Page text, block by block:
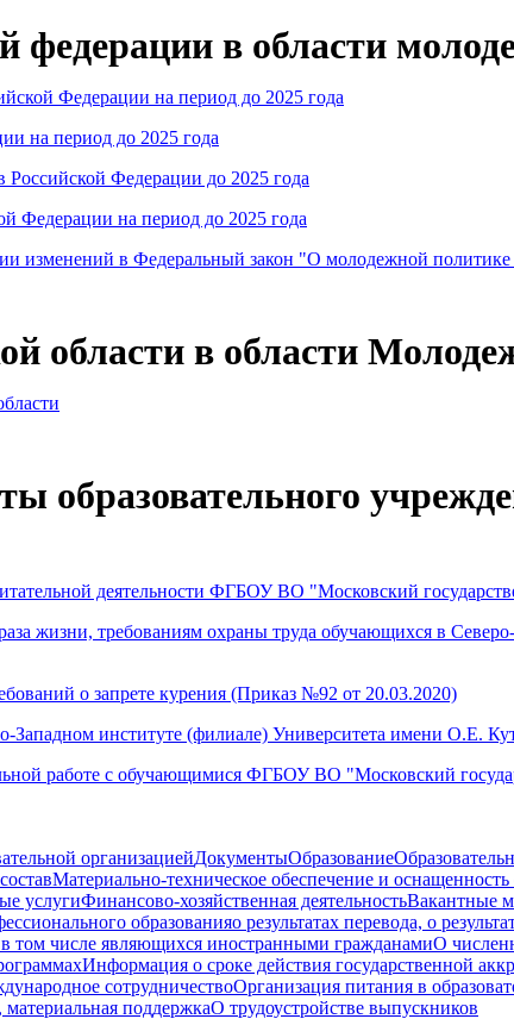
федерации в области
Федерации на период до 2025 года
на период до 2025 года
Российской Федерации до 2025 года
Федерации на период до 2025 года
изменений в Федеральный закон "О молодежной
области в области
образовательного
деятельности ФГБОУ ВО "Московский
жизни, требованиям охраны труда обучающихся в
о запрете курения (Приказ №92 от 20.03.2020)
Западном институте (филиале) Университета имени О.Е.
работе с обучающимися ФГБОУ ВО "Московский
организациейДокументыОбразование
Материально-техническое обеспечение и
услугиФинансово-хозяйственная деятельностьВакантные
образованияо результатах перевода, о
том числе являющихся иностранными гражданамиО
Информация о сроке действия государственной
сотрудничествоОрганизация питания в
поддержкаО трудоустройстве выпускников